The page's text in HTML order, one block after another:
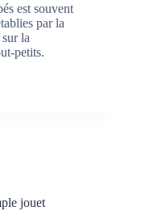
est souvent
par la
la
petits.
jouet